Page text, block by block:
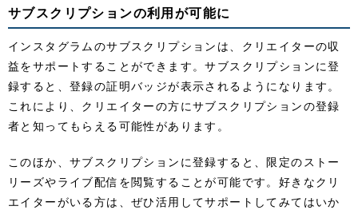
サブスクリプションの利用が可能に
インスタグラムのサブスクリプションは、クリエイターの収
益をサポートすることができます。サブスクリプションに登
録すると、登録の証明バッジが表示されるようになります。
これにより、クリエイターの方にサブスクリプションの登録
者と知ってもらえる可能性があります。
このほか、サブスクリプションに登録すると、限定のストー
リーズやライブ配信を閲覧することが可能です。好きなクリ
エイターがいる方は、ぜひ活用してサポートしてみてはいか